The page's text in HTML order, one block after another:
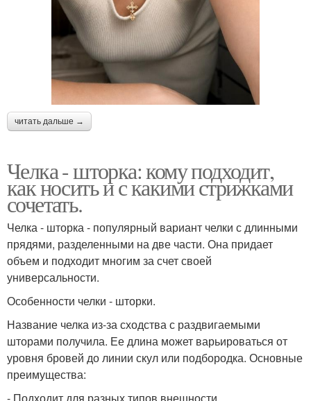
читать дальше →
Челка - шторка: кому подходит,
как носить и с какими стрижками
сочетать.
Челка - шторка - популярный вариант челки с длинными
прядями, разделенными на две части. Она придает
объем и подходит многим за счет своей
универсальности.
Особенности челки - шторки.
Название челка из-за сходства с раздвигаемыми
шторами получила. Ее длина может варьироваться от
уровня бровей до линии скул или подбородка. Основные
преимущества:
- Подходит для разных типов внешности.